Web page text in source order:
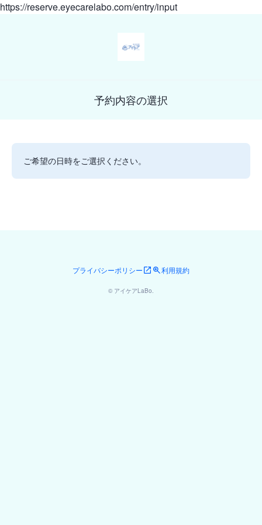
https://reserve.eyecarelabo.com/entry/input
予約内容の選択
ご希望の日時をご選択ください。
プライバシーポリシー 利用規約
© アイケアLaBo.